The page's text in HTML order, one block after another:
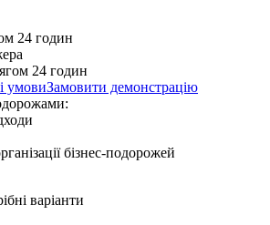
24 годин
умовиЗамовити демонстрацію
бізнес-подорожей
варіанти